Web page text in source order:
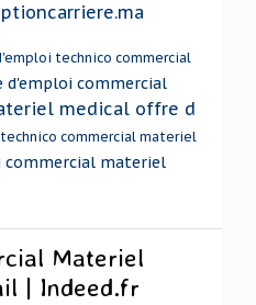
technico commercial
commercial
medical offre d
commercial materiel
materiel
Materiel
| Indeed.fr